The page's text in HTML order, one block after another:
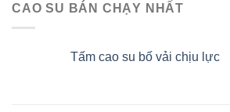
CAO SU BÁN CHẠY NHẤT
Tấm cao su bố vải chịu lực